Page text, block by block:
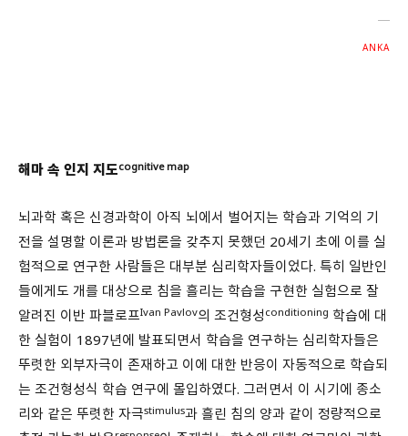
ANKA
해마 속 인지 지도cognitive map
뇌과학 혹은 신경과학이 아직 뇌에서 벌어지는 학습과 기억의 기
전을 설명할 이론과 방법론을 갖추지 못했던 20세기 초에 이를 실
험적으로 연구한 사람들은 대부분 심리학자들이었다. 특히 일반인
들에게도 개를 대상으로 침을 흘리는 학습을 구현한 실험으로 잘
알려진 이반 파블로프Ivan Pavlov의 조건형성 conditioning 학습에 대
한 실험이 1897년에 발표되면서 학습을 연구하는 심리학자들은
뚜렷한 외부자극이 존재하고 이에 대한 반응이 자동적으로 학습되
는 조건형성식 학습 연구에 몰입하였다. 그러면서 이 시기에 종소
리와 같은 뚜렷한 자극stimulus과 흘린 침의 양과 같이 정량적으로